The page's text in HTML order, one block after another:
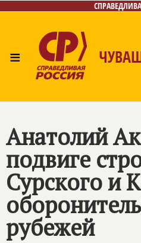
≡
Анатолий
подвиге
Сурского и
рубежей